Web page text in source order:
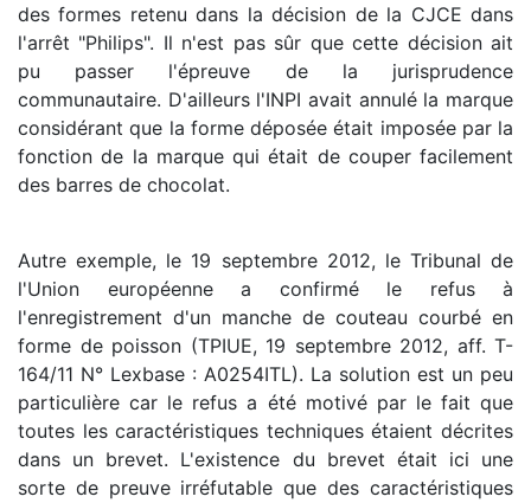
des formes retenu dans la décision de la CJCE dans
l'arrêt "Philips". Il n'est pas sûr que cette décision ait
pu passer l'épreuve de la jurisprudence
communautaire. D'ailleurs l'INPI avait annulé la marque
considérant que la forme déposée était imposée par la
fonction de la marque qui était de couper facilement
des barres de chocolat.
Autre exemple, le 19 septembre 2012, le Tribunal de
l'Union européenne a confirmé le refus à
l'enregistrement d'un manche de couteau courbé en
forme de poisson (TPIUE, 19 septembre 2012, aff. T-
164/11 N° Lexbase : A0254ITL). La solution est un peu
particulière car le refus a été motivé par le fait que
toutes les caractéristiques techniques étaient décrites
dans un brevet. L'existence du brevet était ici une
sorte de preuve irréfutable que des caractéristiques